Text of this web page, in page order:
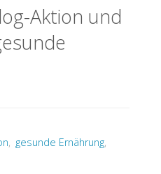
Aktion und
, gesunde Ernährung,